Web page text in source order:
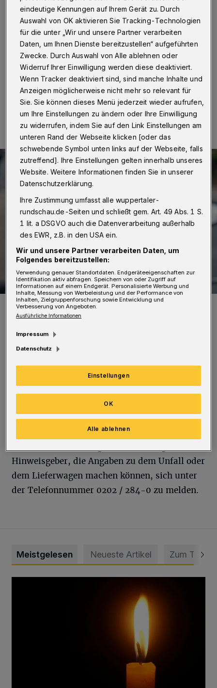
Wuppertal ·Ein 65 Jahre alter Radfahrer ist am
Dienstag /19. August 2025) bei einem Unfall im
Kreisverkehr Müngstener Straße / Böhler Weg verletzt
worden. Die Polizei fahndet nun nach dem Fahrer eines
Lieferwagens.
20.08.2025 , 13:13 Uhr Eine Minute Lesezeit
Symbolbild.
Foto: Christoph Petersen
Als der Radfahrerin den Kreisverkehr einbog,
fuhr auch der Lieferwagen hinein. Dieser stieß
mit dem Mann zusammen und entfernte sich
in Richtung Oberbergische Straße.
Hinweisgeber, die Angaben zu dem Unfall oder
dem Lieferwagen machen können, sich unter
der Telefonnummer 0202 / 284-0 zu melden.
Meistgelesen Neueste Artikel Zum Thema
eindeutige Kennungen auf Ihrem Gerät zu. Durch
Auswahl von OK aktivieren Sie Tracking-Technologien
für die unter „Wir und unsere Partner verarbeiten
Daten, um Ihnen Dienste bereitzustellen“ aufgeführten
Zwecke. Durch Auswahl von Alle ablehnen oder
Widerruf Ihrer Einwilligung werden diese deaktiviert.
Wenn Tracker deaktiviert sind, sind manche Inhalte und
Anzeigen möglicherweise nicht mehr so relevant für
Sie. Sie können dieses Menü jederzeit wieder aufrufen,
um Ihre Einstellungen zu ändern oder Ihre Einwilligung
zu widerrufen, indem Sie auf den Link Einstellungen am
unteren Rand der Webseite klicken [oder das
schwebende Symbol unten links auf der Webseite, falls
zutreffend]. Ihre Einstellungen gelten innerhalb unseres
Website. Weitere Informationen finden Sie in unserer
Datenschutzerklärung.
Ihre Zustimmung umfasst alle wuppertaler-
rundschau.de-Seiten und schließt gem. Art. 49 Abs. 1 S.
1 lit. a DSGVO auch die Datenverarbeitung außerhalb
des EWR, z.B. in den USA ein.
Wir und unsere Partner verarbeiten Daten, um
Folgendes bereitzustellen:
Verwendung genauer Standortdaten. Endgeräteeigenschaften zur
Identifikation aktiv abfragen. Speichern von oder Zugriff auf
Informationen auf einem Endgerät. Personalisierte Werbung und
Inhalte, Messung von Werbeleistung und der Performance von
Inhalten, Zielgruppenforschung sowie Entwicklung und
Verbesserung von Angeboten.
Ausführliche Informationen
Impressum
Datenschutz
Einstellungen
Alle ablehnen
OK